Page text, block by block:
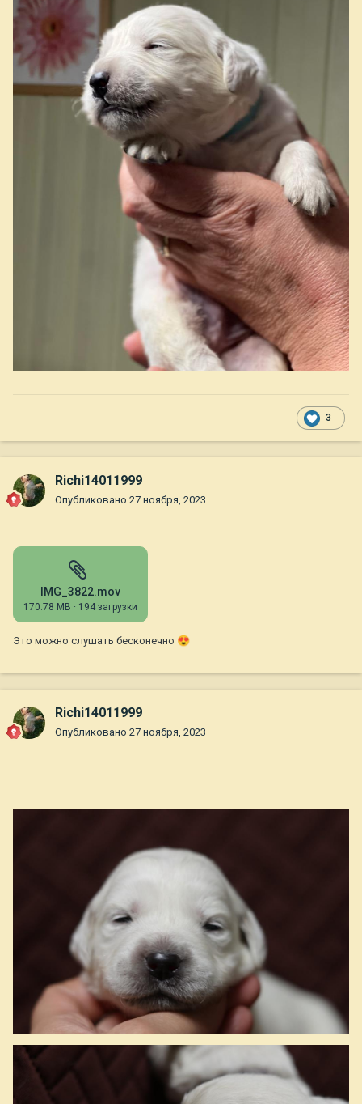
3
Richi14011999
Опубликовано 27 ноября, 2023
IMG_3822.mov
170.78 MB · 194 загрузки
Это можно слушать бесконечно 😍
Richi14011999
Опубликовано 27 ноября, 2023